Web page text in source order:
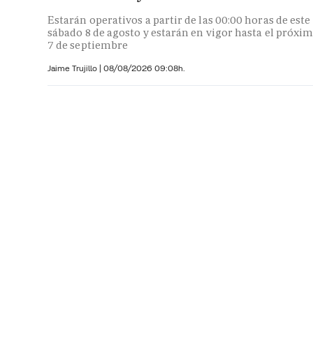
Estarán operativos a partir de las 00:00 horas de este
sábado 8 de agosto y estarán en vigor hasta el
7 de septiembre
Jaime Trujillo | 08/08/2026 09:08h.